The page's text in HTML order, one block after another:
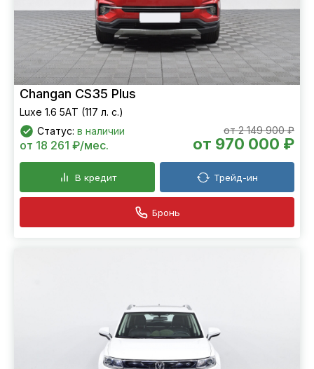
Changan CS35 Plus
Luxe 1.6 5АT (117 л. с.)
Статус: в наличии от 2 149 900 ₽
от 970 000 ₽
от 18 261 ₽/мес.
В кредит Трейд-ин
Бронь